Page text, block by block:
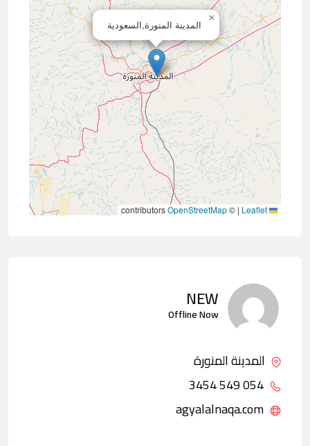
المدينة المنورة,السعودية
×
|
©
OpenStreetMap
NEW
Offline Now
المدينة المنورة